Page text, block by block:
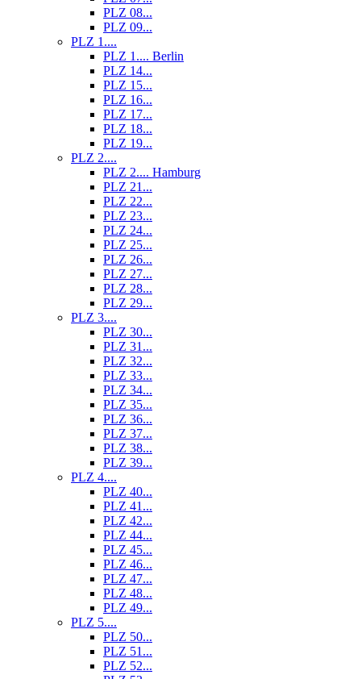
PLZ 08...
PLZ 09...
PLZ 1....
PLZ 1.... Berlin
PLZ 14...
PLZ 15...
PLZ 16...
PLZ 17...
PLZ 18...
PLZ 19...
PLZ 2....
PLZ 2.... Hamburg
PLZ 21...
PLZ 22...
PLZ 23...
PLZ 24...
PLZ 25...
PLZ 26...
PLZ 27...
PLZ 28...
PLZ 29...
PLZ 3....
PLZ 30...
PLZ 31...
PLZ 32...
PLZ 33...
PLZ 34...
PLZ 35...
PLZ 36...
PLZ 37...
PLZ 38...
PLZ 39...
PLZ 4....
PLZ 40...
PLZ 41...
PLZ 42...
PLZ 44...
PLZ 45...
PLZ 46...
PLZ 47...
PLZ 48...
PLZ 49...
PLZ 5....
PLZ 50...
PLZ 51...
PLZ 52...